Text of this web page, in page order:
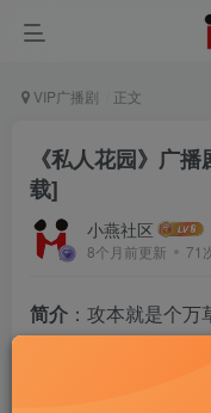
VIP广播剧 正文
《私人花园》广
载]
小燕社区
8个月前更新 71
简介 ：攻本就是个
可是受有男朋友，